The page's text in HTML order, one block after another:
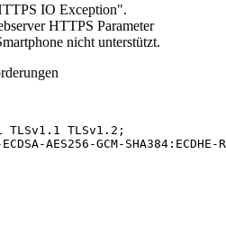
IO Exception".
HTTPS Parameter
nicht unterstützt.
AES256-GCM-SHA384:ECDHE-